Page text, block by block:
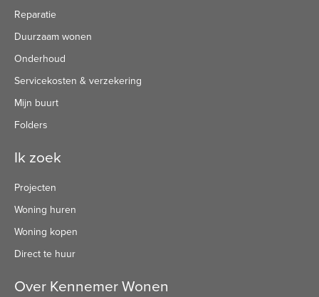
Reparatie
Duurzaam wonen
Onderhoud
Servicekosten & verzekering
Mijn buurt
Folders
Ik zoek
Projecten
Woning huren
Woning kopen
Direct te huur
Over Kennemer Wonen